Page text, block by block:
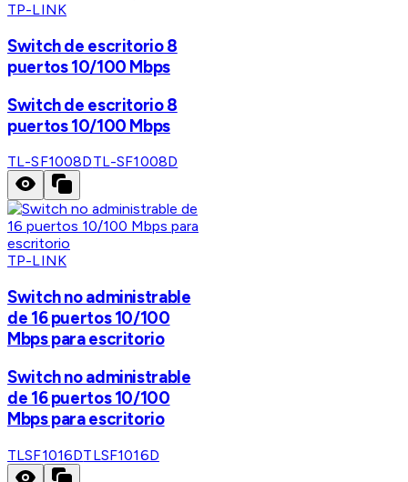
TP-LINK
Switch de escritorio 8
puertos 10/100 Mbps
Switch de escritorio 8
puertos 10/100 Mbps
TL-SF1008DTL-SF1008D
TP-LINK
Switch no administrable
de 16 puertos 10/100
Mbps para escritorio
Switch no administrable
de 16 puertos 10/100
Mbps para escritorio
TLSF1016DTLSF1016D